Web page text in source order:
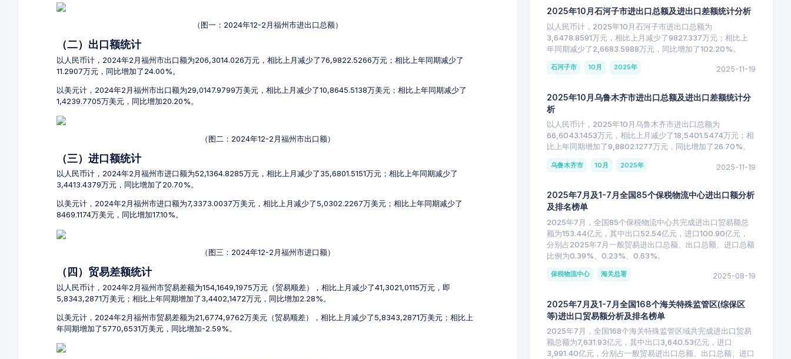
（图一：2024年12-2月福州市进出口总额）
（二）出口额统计
以人民币计，2024年2月福州市出口额为206,3014.026万元，相比上月减少了76,9822.5266万元；相比上年同期减少了
11.2907万元，同比增加了24.00%。
以美元计，2024年2月福州市出口额为29,0147.9799万美元，相比上月减少了10,8645.5138万美元；相比上年同期减少了
1,4239.7705万美元，同比增加20.20%。
（图二：2024年12-2月福州市出口额）
（三）进口额统计
以人民币计，2024年2月福州市进口额为52,1364.8285万元，相比上月减少了35,6801.5151万元；相比上年同期减少了
3,4413.4379万元，同比增加了20.70%。
以美元计，2024年2月福州市进口额为7,3373.0037万美元，相比上月减少了5,0302.2267万美元；相比上年同期减少了
8469.1174万美元，同比增加17.10%。
（图三：2024年12-2月福州市进口额）
（四）贸易差额统计
以人民币计，2024年2月福州市贸易差额为154,1649,1975万元（贸易顺差），相比上月减少了41,3021,0115万元，即
5,8343,2871万美元；相比上年同期增加了3,4402,1472万元，同比增加2.28%。
以美元计，2024年2月福州市贸易差额为21,6774,9762万美元（贸易顺差），相比上月减少了5,8343,2871万美元；相比上
年同期增加了5770,6531万美元，同比增加-2.59%。
2025年10月石河子市进出口总额及进出口差额统计分析
以人民币计，2025年10月石河子市进出口总额为
3,6478.8591万元，相比上月减少了9827.337万元；相比上
年同期减少了2,6683.5988万元，同比增加了102.20%。
石河子市 10月 2025年 2025-11-19
2025年10月乌鲁木齐市进出口总额及进出口差额统计分
析
以人民币计，2025年10月乌鲁木齐市进出口总额为
66,6043.1453万元，相比上月减少了18,5401.5474万元；相
比上年同期增加了9,8802.1277万元，同比增加了26.70%。
乌鲁木齐市 10月 2025年 2025-11-19
2025年7月及1-7月全国85个保税物流中心进出口额分析
及排名榜单
2025年7月，全国85个保税物流中心共完成进出口贸易额总
额为153.44亿元，其中出口52.54亿元，进口100.90亿元，
分别占2025年7月一般贸易进出口总额、出口总额、进口总额
比例为0.39%、0.23%、0.63%。
保税物流中心 海关总署 2025-08-19
2025年7月及1-7月全国168个海关特殊监管区(综保区
等)进出口贸易额分析及排名榜单
2025年7月，全国168个海关特殊监管区域共完成进出口贸易
额总额为7,631.93亿元，其中出口3,640.53亿元，进口
3,991.40亿元，分别占一般贸易进出口总额、出口总额、进口